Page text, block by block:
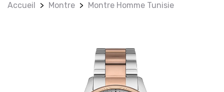
Accueil Montre Montre Homme Tunisie